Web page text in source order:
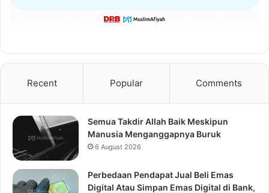
Recent Popular Comments
Semua Takdir Allah Baik Meskipun
Manusia Menganggapnya Buruk
6 August 2026
Perbedaan Pendapat Jual Beli Emas
Digital Atau Simpan Emas Digital di Bank,